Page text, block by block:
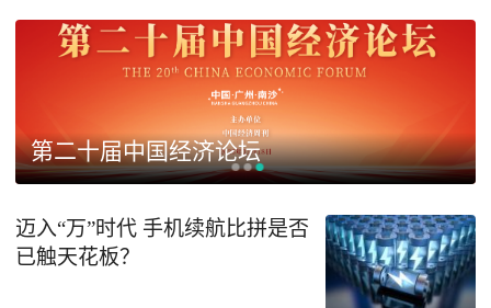
第二十届中国经济论坛
迈入“万”时代 手机续航比拼是否
已触天花板？